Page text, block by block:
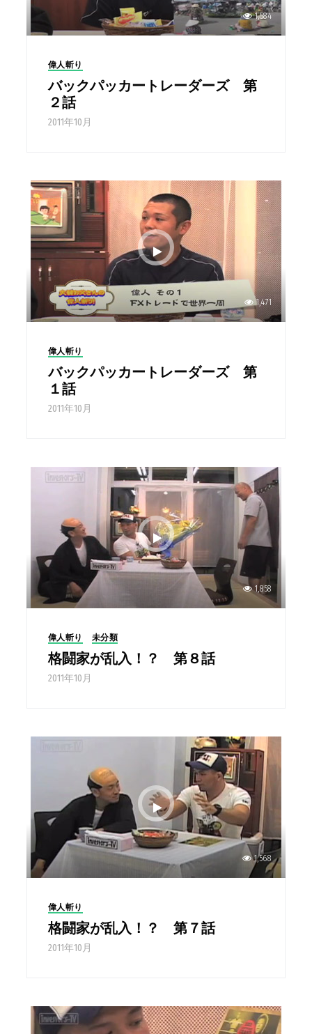
1,584
偉人斬り
バックパッカートレーダーズ 第
２話
2011年10月
1,471
偉人斬り
バックパッカートレーダーズ 第
１話
2011年10月
1,858
偉人斬り 未分類
格闘家が乱入！？ 第８話
2011年10月
1,568
偉人斬り
格闘家が乱入！？ 第７話
2011年10月